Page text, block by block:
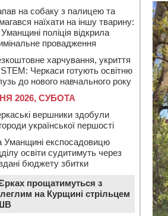
на собаку з палицею та
наїхати на іншу тварину:
поліція відкрила
провадження
харчування, укриття
Черкаси готують освітню
до нового навчального року
2026, СУБОТА
вершники здобули
української першості
Уманщині експосадовицю
освіти судитимуть через
бюджету збитки
прощатимуться з
на Курщині стрільцем